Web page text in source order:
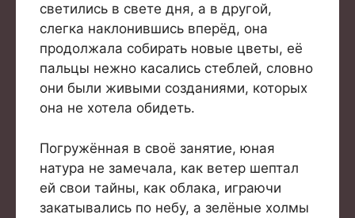
светились в свете дня, а в другой,
слегка наклонившись вперёд, она
продолжала собирать новые цветы, её
пальцы нежно касались стеблей, словно
они были живыми созданиями, которых
она не хотела обидеть.
Погружённая в своё занятие, юная
натура не замечала, как ветер шептал
ей свои тайны, как облака, играючи
закатывались по небу, а зелёные холмы